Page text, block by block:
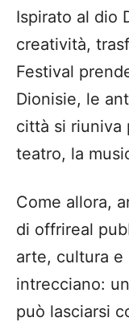
Ispirato al dio
creatività,
Festival
Dionisie, le
città si riuniva
teatro, la
Come allora,
di offrireal
arte, cultura e
intrecciano:
può lasciarsi